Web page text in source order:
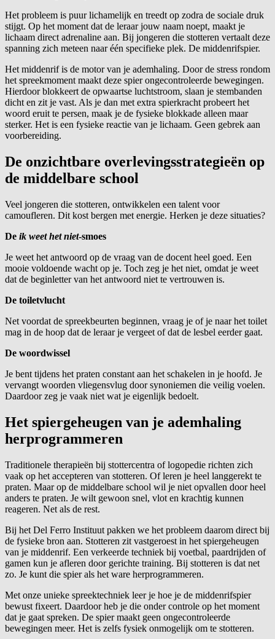
Het probleem is puur lichamelijk en treedt op zodra de sociale druk
stijgt. Op het moment dat de leraar jouw naam noept, maakt je
lichaam direct adrenaline aan. Bij jongeren die stotteren vertaalt deze
spanning zich meteen naar één specifieke plek. De middenrifspier.
Het middenrif is de motor van je ademhaling. Door de stress rondom
het spreekmoment maakt deze spier ongecontroleerde bewegingen.
Hierdoor blokkeert de opwaartse luchtstroom, slaan je stembanden
dicht en zit je vast. Als je dan met extra spierkracht probeert het
woord eruit te persen, maak je de fysieke blokkade alleen maar
sterker. Het is een fysieke reactie van je lichaam. Geen gebrek aan
voorbereiding.
De onzichtbare overlevingsstrategieën op
de middelbare school
Veel jongeren die stotteren, ontwikkelen een talent voor
camoufleren. Dit kost bergen met energie. Herken je deze situaties?
De ik weet het niet-smoes
Je weet het antwoord op de vraag van de docent heel goed. Een
mooie voldoende wacht op je. Toch zeg je het niet, omdat je weet
dat de beginletter van het antwoord niet te vertrouwen is.
De toiletvlucht
Net voordat de spreekbeurten beginnen, vraag je of je naar het toilet
mag in de hoop dat de leraar je vergeet of dat de lesbel eerder gaat.
De woordwissel
Je bent tijdens het praten constant aan het schakelen in je hoofd. Je
vervangt woorden vliegensvlug door synoniemen die veilig voelen.
Daardoor zeg je vaak niet wat je eigenlijk bedoelt.
Het spiergeheugen van je ademhaling
herprogrammeren
Traditionele therapieën bij stottercentra of logopedie richten zich
vaak op het accepteren van stotteren. Of leren je heel langgerekt te
praten. Maar op de middelbare school wil je niet opvallen door heel
anders te praten. Je wilt gewoon snel, vlot en krachtig kunnen
reageren. Net als de rest.
Bij het Del Ferro Instituut pakken we het probleem daarom direct bij
de fysieke bron aan. Stotteren zit vastgeroest in het spiergeheugen
van je middenrif. Een verkeerde techniek bij voetbal, paardrijden of
gamen kun je afleren door gerichte training. Bij stotteren is dat net
zo. Je kunt die spier als het ware herprogrammeren.
Met onze unieke spreektechniek leer je hoe je de middenrifspier
bewust fixeert. Daardoor heb je die onder controle op het moment
dat je gaat spreken. De spier maakt geen ongecontroleerde
bewegingen meer. Het is zelfs fysiek onmogelijk om te stotteren.